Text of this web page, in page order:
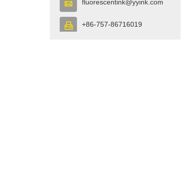
 fluorescentink@yyink.com
 +86-757-86716019